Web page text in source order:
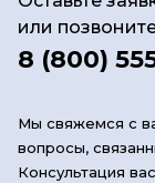
или
8 (800)
Мы свяжемся с
вопросы,
Консультация